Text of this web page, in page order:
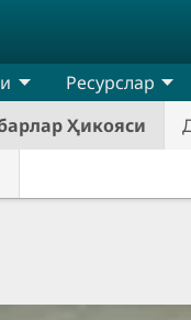
Ҳикояси
Ресурслар